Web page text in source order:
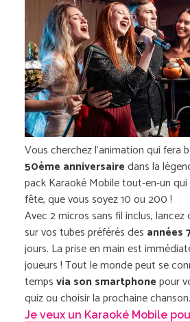
Vous cherchez l’animation qui fera
50ème anniversairedans la
pack Karaoké Mobile tout-en-un
fête, que vous soyez 10 ou 200 !
Avec 2 micros sans fil inclus, lancez
sur vos tubes préférés des années
jours. La prise en main est
joueurs ! Tout le monde peut se
tempsvia son smartphonepour
quiz ou choisir la prochaine chanson.
Je veux un Karaoké Mobile